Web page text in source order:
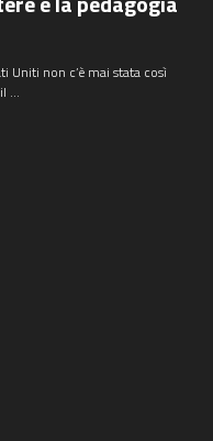
Uniti non c’è mai stata così
...